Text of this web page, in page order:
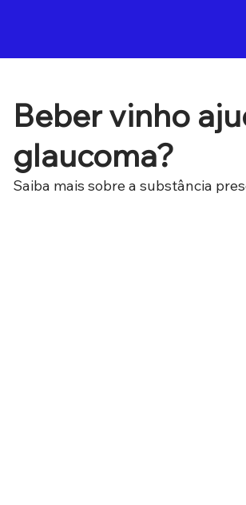
Beber vinho
glaucoma?
Saiba mais sobre a substância